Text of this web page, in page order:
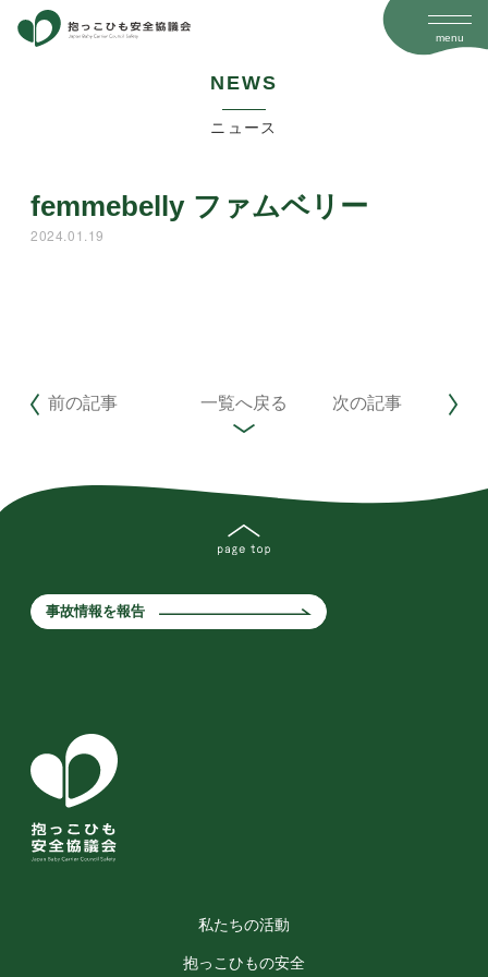
menu
N EWS
ニュース
femmebelly ファムベリー
2024.01.19
前の記事 一覧へ戻る 次の記事
事故情報を報告
私たちの活動
抱っこひもの安全